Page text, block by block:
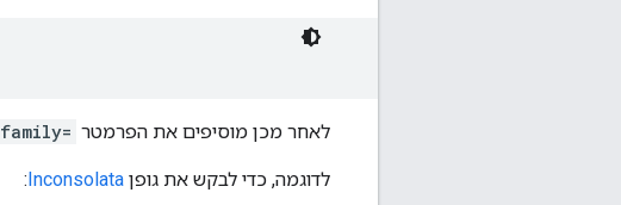
לאחר מכן מוסיפים את הפרמטר family=
לדוגמה, כדי לבקש את גופן Inconsolata
: